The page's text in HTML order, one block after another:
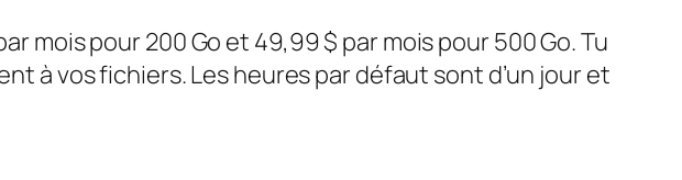
mois pour 200 Go et 49,99 $ par mois pour 500 Go. Tu
à vos fichiers. Les heures par défaut sont d’un jour et